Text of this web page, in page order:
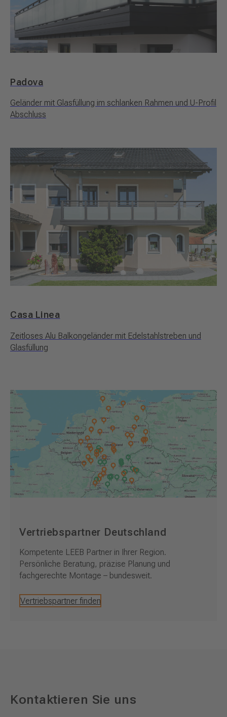
Padova
Geländer mit Glasfüllung im schlanken Rahmen und U-Profil
Abschluss
Casa Linea
Zeitloses Alu Balkongeländer mit Edelstahlstreben und
Glasfüllung
Vertriebspartner Deutschland
Kompetente LEEB Partner in Ihrer Region.
Persönliche Beratung, präzise Planung und
fachgerechte Montage – bundesweit.
Vertriebspartner finden
Kontaktieren Sie uns